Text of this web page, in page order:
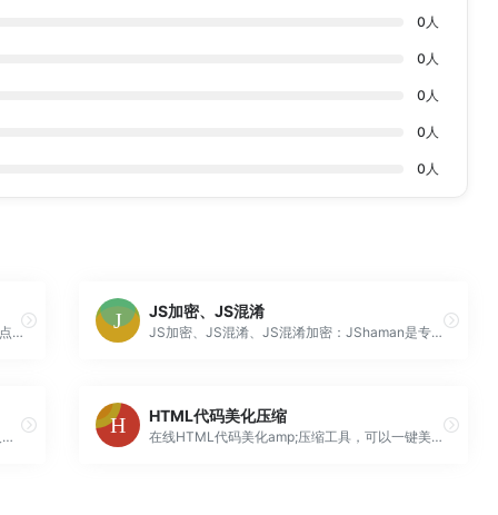
0 人
0 人
0 人
0 人
0 人
木鱼藏匿的场所,发布一些IT博客,记录一些生活点滴
JS加密、JS混淆
JS加密、JS混淆、JS混淆加密：JShaman是专业的JS代码混淆加密平台，提供专业的JS混淆、JS加密服务。
憧憬点滴记忆(憧憬博客)是关注与分享互联网及软件IT技术的个人博客,同时也记录个人的一路点滴,所蕴含的包括前端、后端、数据库等知识,欢迎您关注我们。
HTML代码美化压缩
在线HTML代码美化amp;压缩工具，可以一键美化或压缩您的HTML代码，格式化HTML代码，让代码更利于阅读，也可以压缩HTML代码，减少HTML代码的体积，加快网络加载速度。